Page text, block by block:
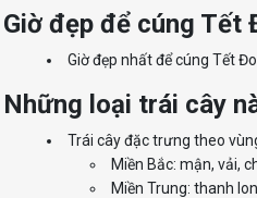
Giờ đẹp để cúng Tết
Giờ đẹp nhất để cúng Tết
Những loại trái cây
Trái cây đặc trưng theo
Miền Bắc: mận, vải,
Miền Trung: thanh